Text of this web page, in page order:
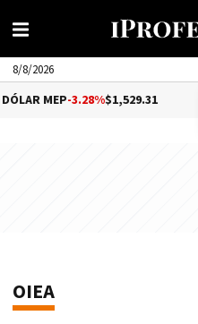
8/8/2026
MEP-3.28%$1,529.31
OIEA